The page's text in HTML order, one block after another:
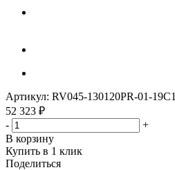
Артикул: RV045-130120PR-01-19C1
52 323 ₽
-
+
В корзину
Купить в 1 клик
Поделиться